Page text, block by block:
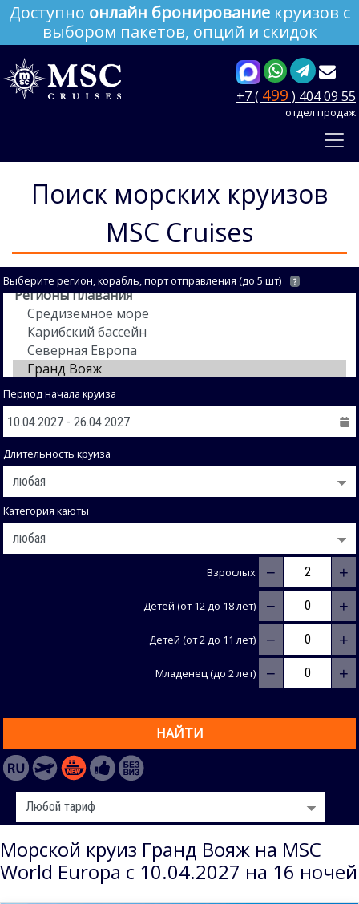
Доступно онлайн бронирование круизов с
выбором пакетов, опций и скидок
+7 ( 499 ) 404 09 55
отдел продаж
Поиск морских круизов
MSC Cruises
Выберите регион, корабль, порт отправления (до 5 шт) ?
Период начала круиза
Длительность круиза
Категория каюты
Взрослых − +
Детей (от 12 до 18 лет) − +
Детей (от 2 до 11 лет) − +
Младенец (до 2 лет) − +
НАЙТИ
Морской круиз Гранд Вояж на MSC
World Europa с 10.04.2027 на 16 ночей